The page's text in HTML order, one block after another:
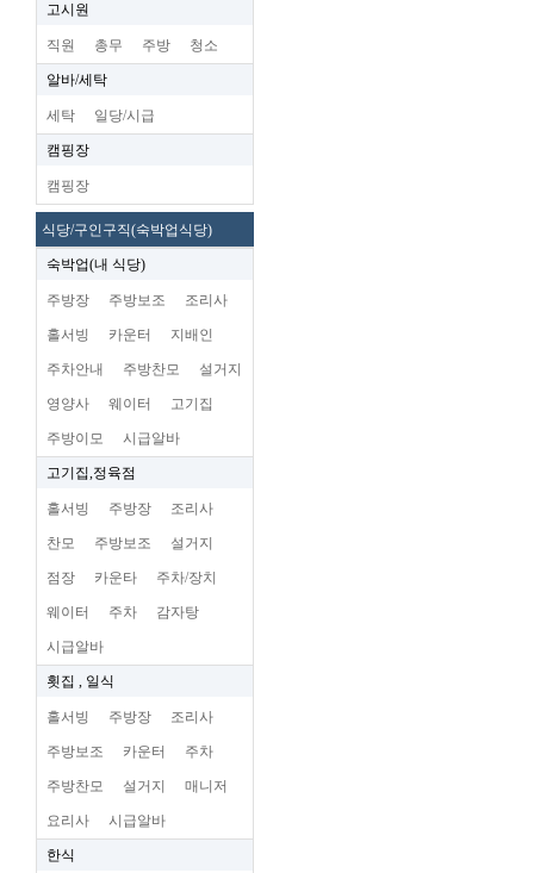
고시원
직원 총무 주방 청소
알바/세탁
세탁 일당/시급
캠핑장
캠핑장
식당/구인구직(숙박업식당)
숙박업(내 식당)
주방장 주방보조 조리사
홀서빙 카운터 지배인
주차안내 주방찬모 설거지
영양사 웨이터 고기집
주방이모 시급알바
고기집,정육점
홀서빙 주방장 조리사
찬모 주방보조 설거지
점장 카운타 주차/장치
웨이터 주차 감자탕
시급알바
횟집 , 일식
홀서빙 주방장 조리사
주방보조 카운터 주차
주방찬모 설거지 매니저
요리사 시급알바
한식